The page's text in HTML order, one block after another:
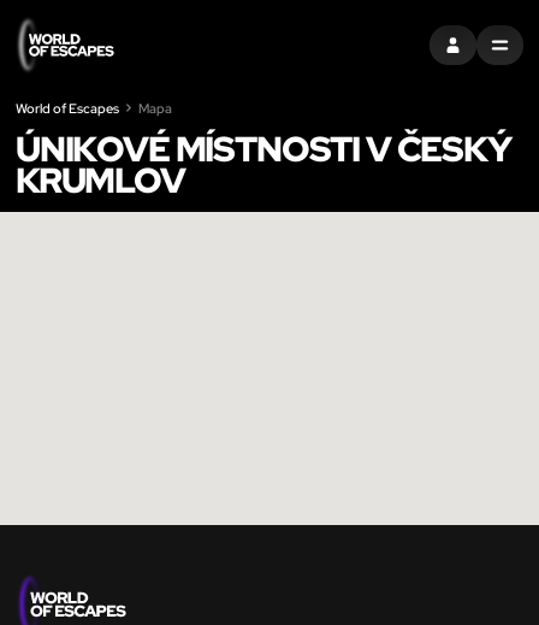
PŘIHLÁSIT SE
MENU
World of Escapes Mapa
ÚNIKOVÉ MÍSTNOSTI V ČESKÝ
KRUMLOV